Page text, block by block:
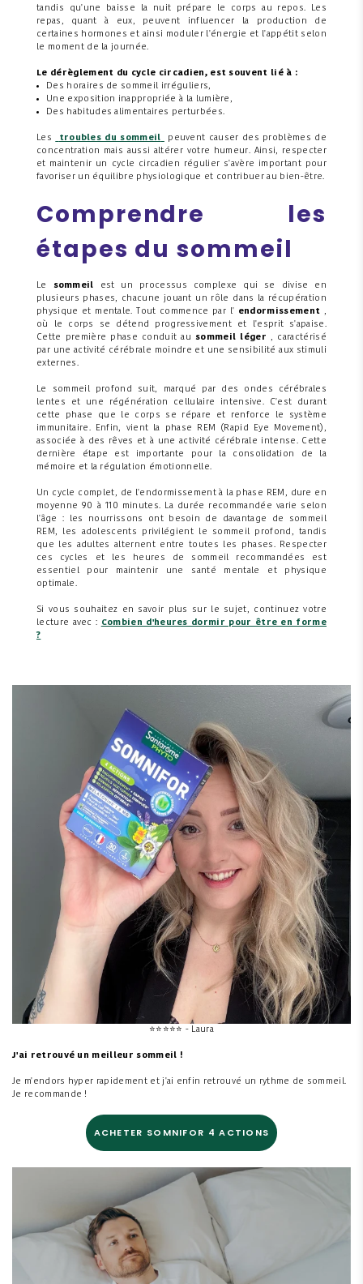
tandis qu'une baisse la nuit prépare le corps au repos. Les
repas, quant à eux, peuvent influencer la production de
certaines hormones et ainsi moduler l'énergie et l'appétit selon
le moment de la journée.
Le dérèglement du cycle circadien, est souvent lié à :
Des horaires de sommeil irréguliers,
Une exposition inappropriée à la lumière,
Des habitudes alimentaires perturbées.
Les troubles du sommeil
peuvent causer des problèmes de
concentration mais aussi altérer votre humeur. Ainsi, respecter
et maintenir un cycle circadien régulier s'avère important pour
favoriser un équilibre physiologique et contribuer au bien-être.
Comprendre les
étapes du sommeil
Le sommeil est un processus complexe qui se divise en
plusieurs phases, chacune jouant un rôle dans la récupération
physique et mentale. Tout commence par l' endormissement ,
où le corps se détend progressivement et l'esprit s'apaise.
Cette première phase conduit ausommeil léger , caractérisé
par une activité cérébrale moindre et une sensibilité aux stimuli
externes.
Le sommeil profond suit, marqué par des ondes cérébrales
lentes et une régénération cellulaire intensive. C'est durant
cette phase que le corps se répare et renforce le système
immunitaire. Enfin, vient la phase REM (Rapid Eye Movement),
associée à des rêves et à une activité cérébrale intense. Cette
dernière étape est importante pour la consolidation de la
mémoire et la régulation émotionnelle.
Un cycle complet, de l'endormissement à la phase REM, dure en
moyenne 90 à 110 minutes. La durée recommandée varie selon
l'âge : les nourrissons ont besoin de davantage de sommeil
REM, les adolescents privilégient le sommeil profond, tandis
que les adultes alternent entre toutes les phases. Respecter
ces cycles et les heures de sommeil recommandées est
essentiel pour maintenir une santé mentale et physique
optimale.
Si vous souhaitez en savoir plus sur le sujet, continuez votre
lecture avec : Combien d'heures dormir pour être en forme
?
⭐⭐ ⭐⭐⭐ - Laura
J'ai retrouvé un meilleur sommeil !
Je m'endors hyper rapidement et j'ai enfin retrouvé un rythme de sommeil.
Je recommande !
ACHETER SOMNIFOR 4 ACTIONS